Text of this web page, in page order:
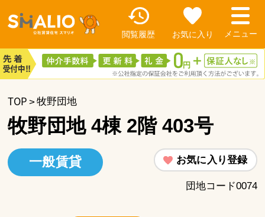
閲覧履歴 お気に入り
TOP 牧野団地
牧野団地 4棟 2階 403号
一般賃貸 お気に入り登録
団地コード0074